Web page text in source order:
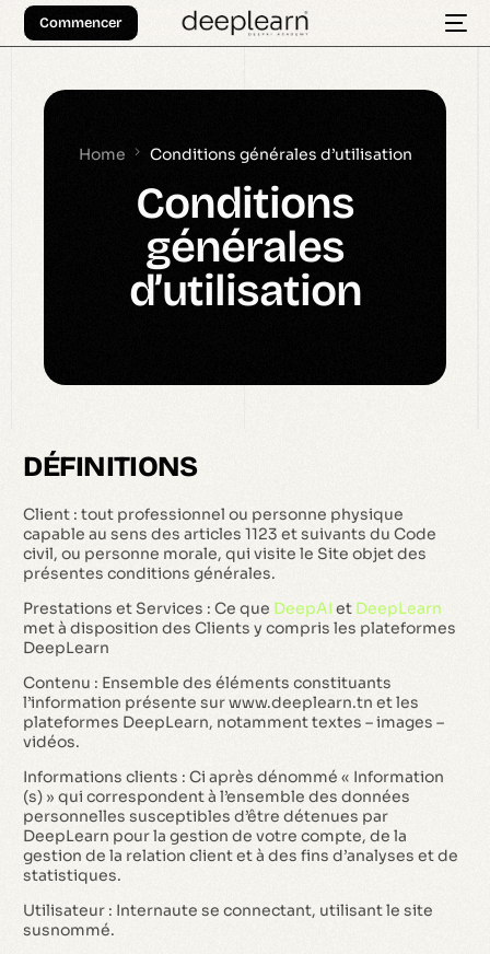
Commencer
Home Conditions générales d’utilisation
Conditions
générales
d’utilisation
DÉFINITIONS
Client : tout professionnel ou personne physique
capable au sens des articles 1123 et suivants du Code
civil, ou personne morale, qui visite le Site objet des
présentes conditions générales.
Prestations et Services : Ce que DeepAI et DeepLearn
met à disposition des Clients y compris les plateformes
DeepLearn
Contenu : Ensemble des éléments constituants
l’information présente sur www.deeplearn.tn et les
plateformes DeepLearn, notamment textes – images –
vidéos.
Informations clients : Ci après dénommé « Information
(s) » qui correspondent à l’ensemble des données
personnelles susceptibles d’être détenues par
DeepLearn pour la gestion de votre compte, de la
gestion de la relation client et à des fins d’analyses et de
statistiques.
Utilisateur : Internaute se connectant, utilisant le site
susnommé.